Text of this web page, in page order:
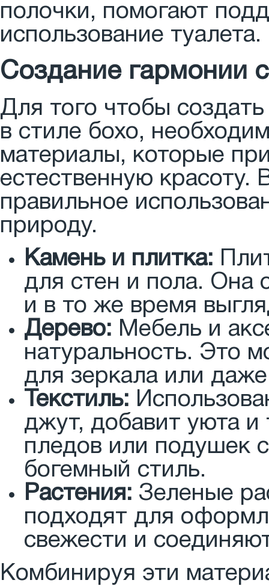
полочки, помогают
использование туалета.
Создание гармонии
Для того чтобы
в стиле бохо,
материалы, которые
естественную красоту.
правильное
природу.
Камень и плитка:
для стен и пола. Она
и в то же время
Дерево: Мебель и
натуральность. Это
для зеркала или
Текстиль:
джут, добавит уюта и
пледов или подушек
богемный стиль.
Растения: Зеленые
подходят для
свежести и
Комбинируя эти